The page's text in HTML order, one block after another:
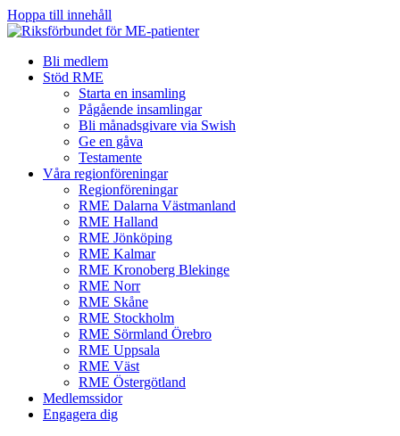
Hoppa till innehåll
Bli medlem
Stöd RME
Starta en insamling
Pågående insamlingar
Bli månadsgivare via Swish
Ge en gåva
Testamente
Våra regionföreningar
Regionföreningar
RME Dalarna Västmanland
RME Halland
RME Jönköping
RME Kalmar
RME Kronoberg Blekinge
RME Norr
RME Skåne
RME Stockholm
RME Sörmland Örebro
RME Uppsala
RME Väst
RME Östergötland
Medlemssidor
Engagera dig